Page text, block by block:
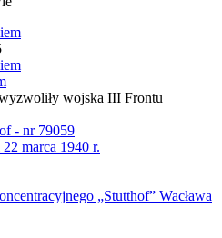
wojska III Frontu
- nr 79059
marca 1940 r.
„Stutthof” Wacława